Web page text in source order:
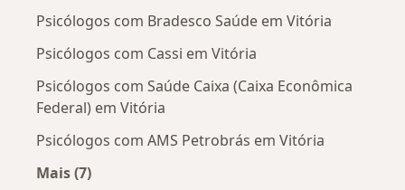
Psicólogos com Bradesco Saúde em Vitória
Psicólogos com Cassi em Vitória
Psicólogos com Saúde Caixa (Caixa Econômica
Federal) em Vitória
Psicólogos com AMS Petrobrás em Vitória
Mais (7)